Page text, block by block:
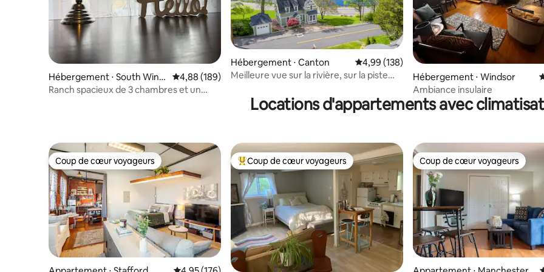
Hébergement ⋅ South Wind
sor
Évaluation moyenne sur la base de 189 commentaires : 4,88 sur 5
4,88 (189)
Ranch spacieux de 3 chambres et un
Hébergement ⋅ Canton Évaluation moyenne sur la base de 138
4,99 (138)
Meilleure vue sur la rivière, sur la piste
Hébergement ⋅ Windsor
Ambiance insulaire
Locations d'appartements avec
Coup de cœur voyageurs
Coup de cœur voyageurs Coups de cœur voyageurs les plus appréciés
Coup de cœur voyageurs Coup de cœur voyageurs
Coup de cœur voyageurs